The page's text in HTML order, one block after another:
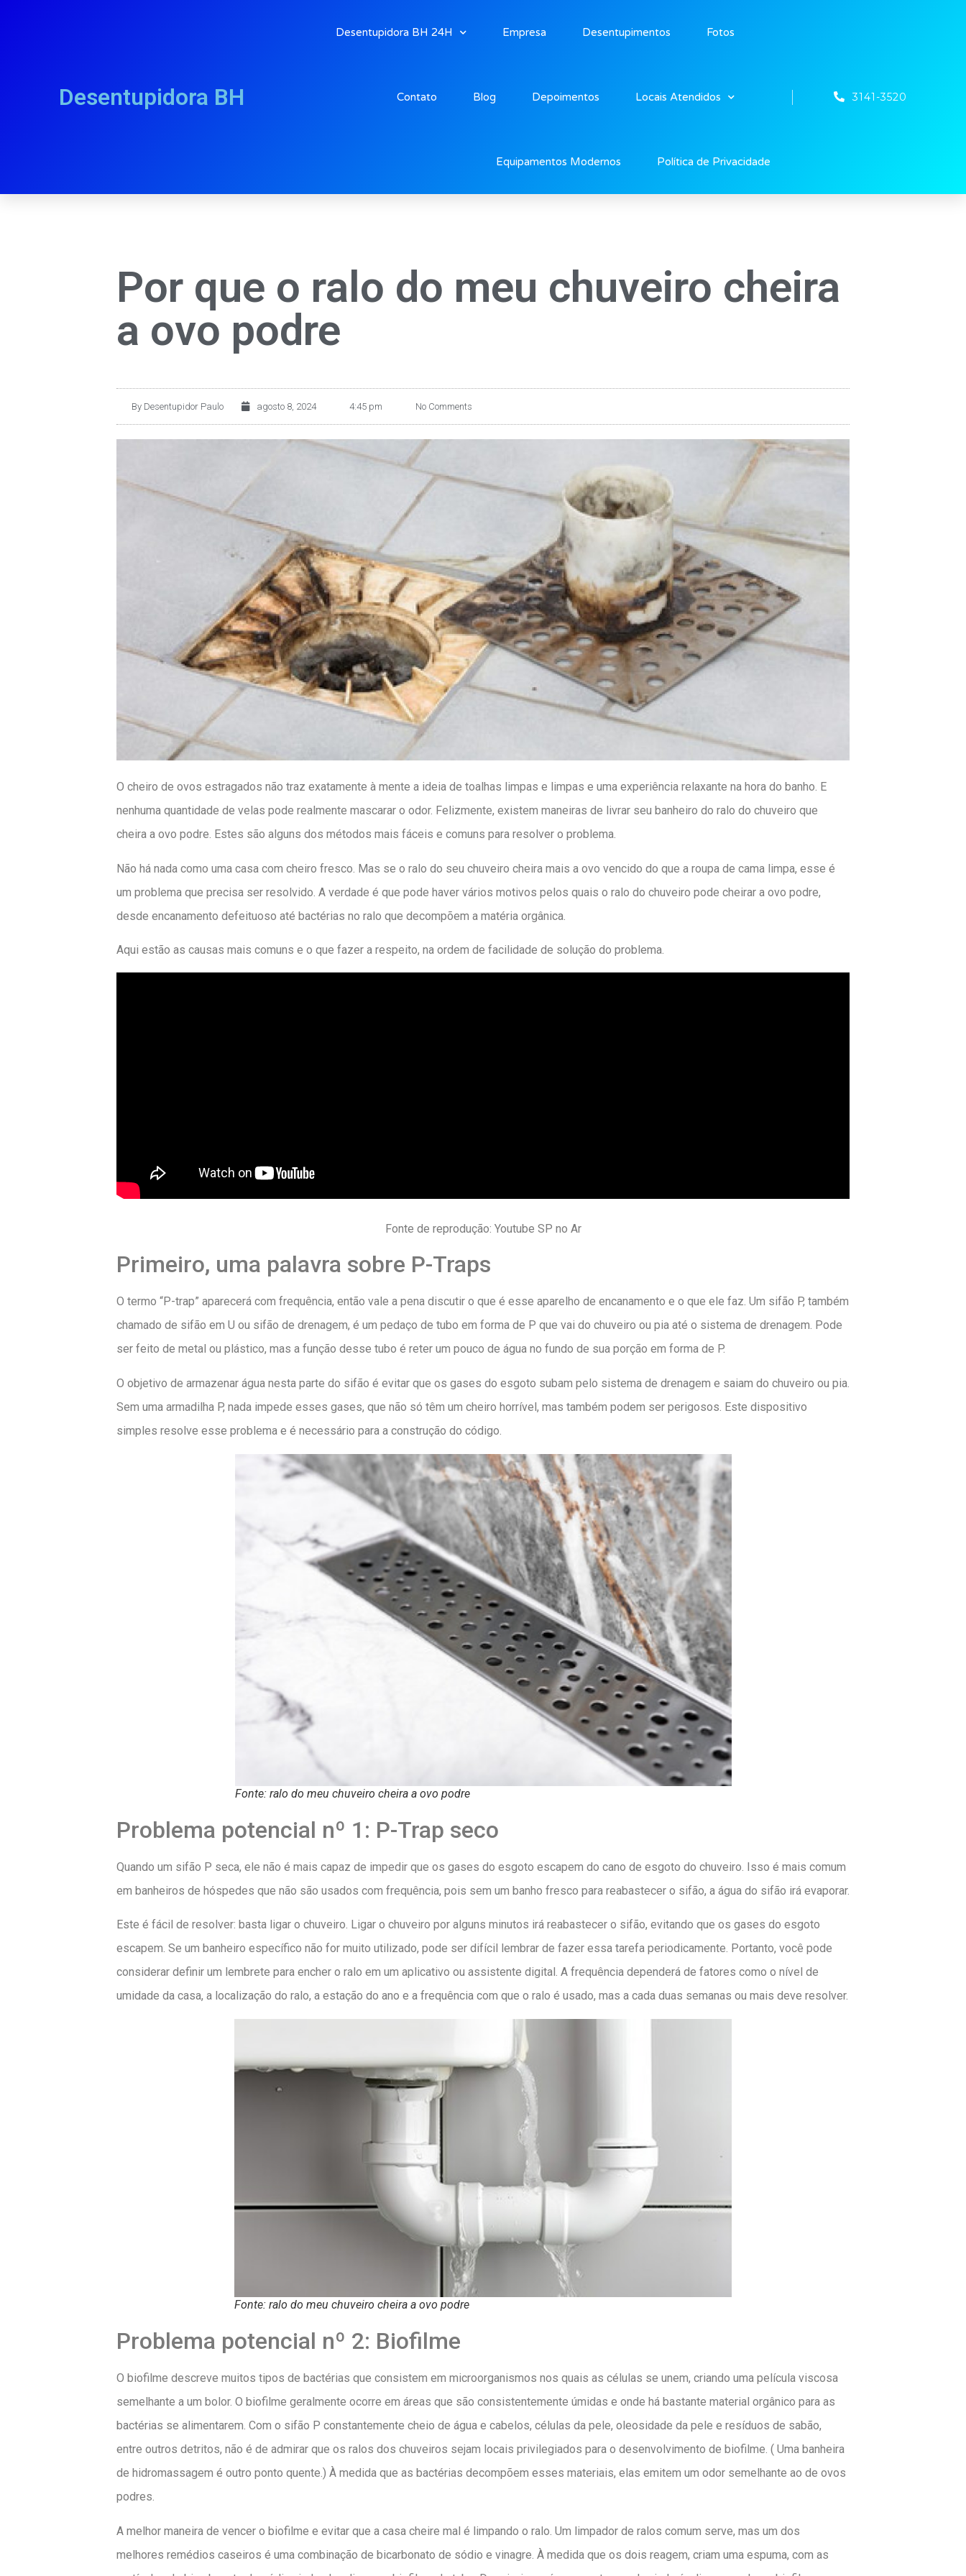
Desentupidora BH
Desentupidora BH 24H Empresa Desentupimentos Fotos
Contato Blog Depoimentos Locais Atendidos
Equipamentos Modernos Política de Privacidade
3141-3520
Por que o ralo do meu chuveiro cheira
a ovo podre
By Desentupidor Paulo agosto 8, 2024 4:45 pm No Comments
O cheiro de ovos estragados não traz exatamente à mente a ideia de toalhas limpas e limpas e uma experiência relaxante na hora do banho. E
nenhuma quantidade de velas pode realmente mascarar o odor. Felizmente, existem maneiras de livrar seu banheiro do ralo do chuveiro que
cheira a ovo podre. Estes são alguns dos métodos mais fáceis e comuns para resolver o problema.
Não há nada como uma casa com cheiro fresco. Mas se o ralo do seu chuveiro cheira mais a ovo vencido do que a roupa de cama limpa, esse é
um problema que precisa ser resolvido. A verdade é que pode haver vários motivos pelos quais o ralo do chuveiro pode cheirar a ovo podre,
desde encanamento defeituoso até bactérias no ralo que decompõem a matéria orgânica.
Aqui estão as causas mais comuns e o que fazer a respeito, na ordem de facilidade de solução do problema.
Fonte de reprodução: Youtube SP no Ar
Primeiro, uma palavra sobre P-Traps
O termo “P-trap” aparecerá com frequência, então vale a pena discutir o que é esse aparelho de encanamento e o que ele faz. Um sifão P, também
chamado de sifão em U ou sifão de drenagem, é um pedaço de tubo em forma de P que vai do chuveiro ou pia até o sistema de drenagem. Pode
ser feito de metal ou plástico, mas a função desse tubo é reter um pouco de água no fundo de sua porção em forma de P.
O objetivo de armazenar água nesta parte do sifão é evitar que os gases do esgoto subam pelo sistema de drenagem e saiam do chuveiro ou pia.
Sem uma armadilha P, nada impede esses gases, que não só têm um cheiro horrível, mas também podem ser perigosos. Este dispositivo
simples resolve esse problema e é necessário para a construção do código.
Fonte: ralo do meu chuveiro cheira a ovo podre
Problema potencial nº 1: P-Trap seco
Quando um sifão P seca, ele não é mais capaz de impedir que os gases do esgoto escapem do cano de esgoto do chuveiro. Isso é mais comum
em banheiros de hóspedes que não são usados ​​com frequência, pois sem um banho fresco para reabastecer o sifão, a água do sifão irá evaporar.
Este é fácil de resolver: basta ligar o chuveiro. Ligar o chuveiro por alguns minutos irá reabastecer o sifão, evitando que os gases do esgoto
escapem. Se um banheiro específico não for muito utilizado, pode ser difícil lembrar de fazer essa tarefa periodicamente. Portanto, você pode
considerar definir um lembrete para encher o ralo em um aplicativo ou assistente digital. A frequência dependerá de fatores como o nível de
umidade da casa, a localização do ralo, a estação do ano e a frequência com que o ralo é usado, mas a cada duas semanas ou mais deve resolver.
Fonte: ralo do meu chuveiro cheira a ovo podre
Problema potencial nº 2: Biofilme
O biofilme descreve muitos tipos de bactérias que consistem em microorganismos nos quais as células se unem, criando uma película viscosa
semelhante a um bolor. O biofilme geralmente ocorre em áreas que são consistentemente úmidas e onde há bastante material orgânico para as
bactérias se alimentarem. Com o sifão P constantemente cheio de água e cabelos, células da pele, oleosidade da pele e resíduos de sabão,
entre outros detritos, não é de admirar que os ralos dos chuveiros sejam locais privilegiados para o desenvolvimento de biofilme. ( Uma banheira
de hidromassagem é outro ponto quente.) À medida que as bactérias decompõem esses materiais, elas emitem um odor semelhante ao de ovos
podres.
A melhor maneira de vencer o biofilme e evitar que a casa cheire mal é limpando o ralo. Um limpador de ralos comum serve, mas um dos
melhores remédios caseiros é uma combinação de bicarbonato de sódio e vinagre. À medida que os dois reagem, criam uma espuma, com as